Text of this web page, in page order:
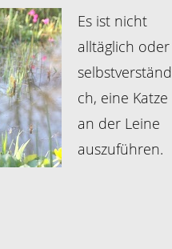
Es ist nicht
alltäglich oder
ch, eine Katze
an der Leine
auszuführen.